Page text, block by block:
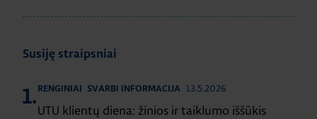
Susiję straipsniai
1. RENGINIAI SVARBI INFORMACIJA 13.5.2026
UTU klientų diena: žinios ir taiklumo iššūkis